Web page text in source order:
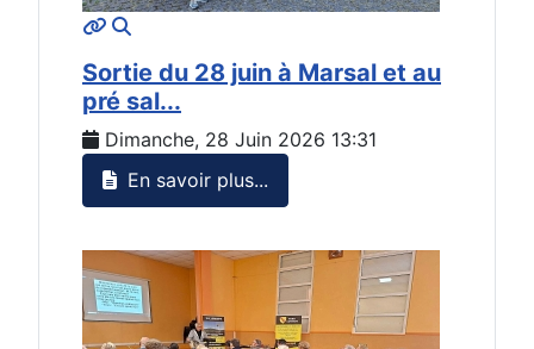
MOD_JTCS_VIEW_ARTICLE_LINK
Sortie du 28 juin à Marsal et au
pré sal...
Dimanche, 28 Juin 2026 13:31
En savoir plus...